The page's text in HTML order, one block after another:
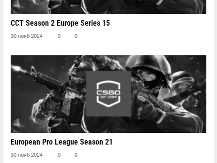
CCT Season 2 Europe Series 15
30 нояб 2024 0 0
European Pro League Season 21
30 нояб 2024 0 0